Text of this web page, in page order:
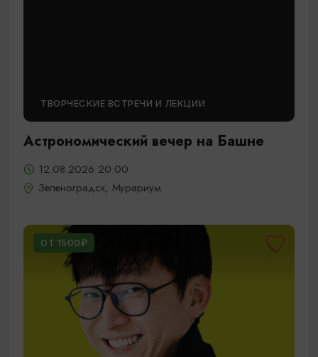
ТВОРЧЕСКИЕ ВСТРЕЧИ И ЛЕКЦИИ
Астрономический вечер на Башне
12.08.2026 20:00
Зеленоградск, Мурариум
ОТ 1500₽